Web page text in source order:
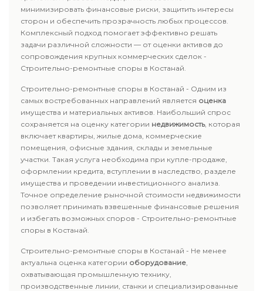
минимизировать финансовые риски, защитить интересы
сторон и обеспечить прозрачность любых процессов.
Комплексный подход помогает эффективно решать
задачи различной сложности — от оценки активов до
сопровождения крупных коммерческих сделок -
Строительно-ремонтные споры в Костанай.
Строительно-ремонтные споры в Костанай - Одним из
самых востребованных направлений является оценка
имущества и материальных активов. Наибольший спрос
сохраняется на оценку категории недвижимость, которая
включает квартиры, жилые дома, коммерческие
помещения, офисные здания, склады и земельные
участки. Такая услуга необходима при купле-продаже,
оформлении кредита, вступлении в наследство, разделе
имущества и проведении инвестиционного анализа.
Точное определение рыночной стоимости недвижимости
позволяет принимать взвешенные финансовые решения
и избегать возможных споров - Строительно-ремонтные
споры в Костанай.
Строительно-ремонтные споры в Костанай - Не менее
актуальна оценка категории оборудование,
охватывающая промышленную технику,
производственные линии, станки и специализированные